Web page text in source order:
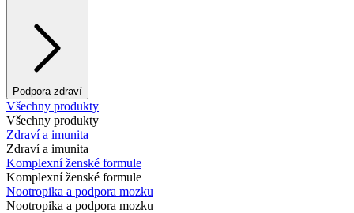
Podpora zdraví
Všechny produkty
Všechny produkty
Zdraví a imunita
Zdraví a imunita
Komplexní ženské formule
Komplexní ženské formule
Nootropika a podpora mozku
Nootropika a podpora mozku